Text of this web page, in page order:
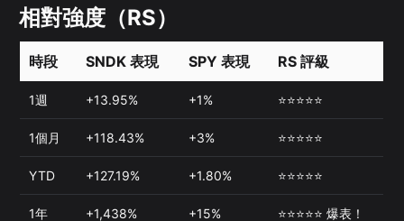
相對強度（RS）
時段 SNDK 表現 SPY 表現 RS 評級
1週 +13.95% +1% ⭐⭐⭐⭐⭐
1個月 +118.43% +3% ⭐⭐⭐⭐⭐
YTD +127.19% +1.80% ⭐⭐⭐⭐⭐
1年 +1,438% +15% ⭐⭐⭐⭐⭐ 爆表！